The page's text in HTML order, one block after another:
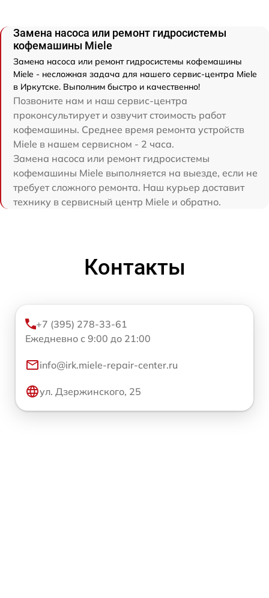
Замена насоса или ремонт гидросистемы
кофемашины Miele
Замена насоса или ремонт гидросистемы кофемашины
Miele - несложная задача для нашего сервис-центра Miele
в Иркутске. Выполним быстро и качественно!
Позвоните нам и наш сервис-центра
проконсультирует и озвучит стоимость работ
кофемашины. Среднее время ремонта устройств
Miele в нашем сервисном - 2 часа.
Замена насоса или ремонт гидросистемы
кофемашины Miele выполняется на выезде, если не
требует сложного ремонта. Наш курьер доставит
технику в сервисный центр Miele и обратно.
Контакты
+7 (395) 278-33-61
Ежедневно с 9:00 до 21:00
info@irk.miele-repair-center.ru
ул. Дзержинского, 25